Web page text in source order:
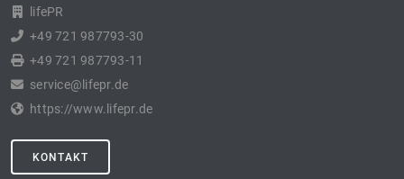
lifePR
+49 721 987793-30
+49 721 987793-11
service@lifepr.de
https://www.lifepr.de
KONTAKT